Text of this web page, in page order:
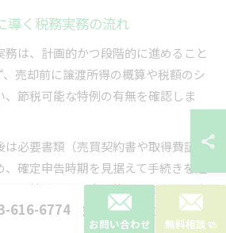
導く税務実務の流れ
は、計画的かつ段階的に進めること
売却前に譲渡所得の概算や税額のシ
、節税可能な特例の有無を確認しま
は必要書類（売買契約書や取得費証明
確定申告時期を見据えて手続きを進
うな地域では、自治体ごとに必要な書
ることもあるため、事前の情報収集
616-6774
お問い合わせ 無料相談